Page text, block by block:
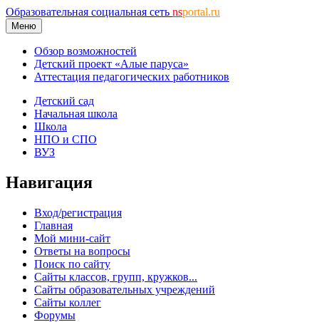
Образовательная социальная сеть nsportal.ru
Меню
Обзор возможностей
Детский проект «Алые паруса»
Аттестация педагогических работников
Детский сад
Начальная школа
Школа
НПО и СПО
ВУЗ
Навигация
Вход/регистрация
Главная
Мой мини-сайт
Ответы на вопросы
Поиск по сайту
Сайты классов, групп, кружков...
Сайты образовательных учреждений
Сайты коллег
Форумы